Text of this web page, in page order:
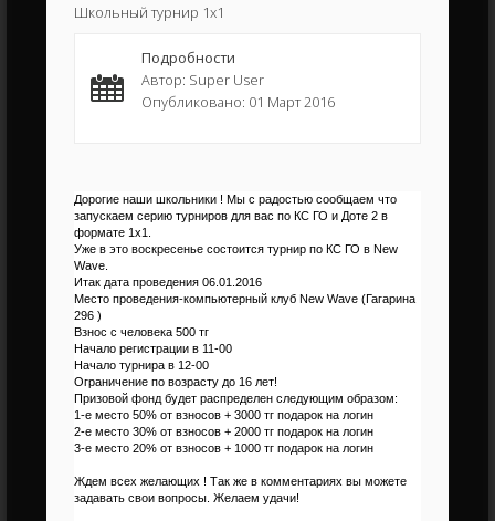
Школьный турнир 1x1
Подробности
Автор: Super User
Опубликовано: 01 Март 2016
Дорогие наши школьники ! Мы с радостью сообщаем что
запускаем серию турниров для вас по КС ГО и Доте 2 в
формате 1х1.
Уже в это воскресенье состоится турнир по КС ГО в New
Wave.
Итак дата проведения 06.01.2016
Место проведения-компьютерный клуб New Wave (Гагарина
296 )
Взнос с человека 500 тг
Начало регистрации в 11-00
Начало турнира в 12-00
Ограничение по возрасту до 16 лет!
Призовой фонд будет распределен следующим образом:
1-е место 50% от взносов + 3000 тг подарок на логин
2-е место 30% от взносов + 2000 тг подарок на логин
3-е место 20% от взносов + 1000 тг подарок на логин
Ждем всех желающих ! Так же в комментариях вы можете
задавать свои вопросы. Желаем удачи!